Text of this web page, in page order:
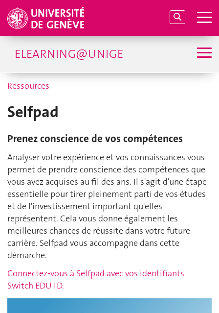
ELEARNING@UNIGE
Ressources
Selfpad
Prenez conscience de vos compétences
Analyser votre expérience et vos connaissances vous
permet de prendre conscience des compétences que
vous avez acquises au fil des ans. Il s'agit d'une étape
essentielle pour tirer pleinement parti de vos études
et de l'investissement important qu'elles
représentent. Cela vous donne également les
meilleures chances de réussite dans votre future
carrière. Selfpad vous accompagne dans cette
démarche.
Connectez-vous à Selfpad avec vos identifiants
Switch EDU ID.